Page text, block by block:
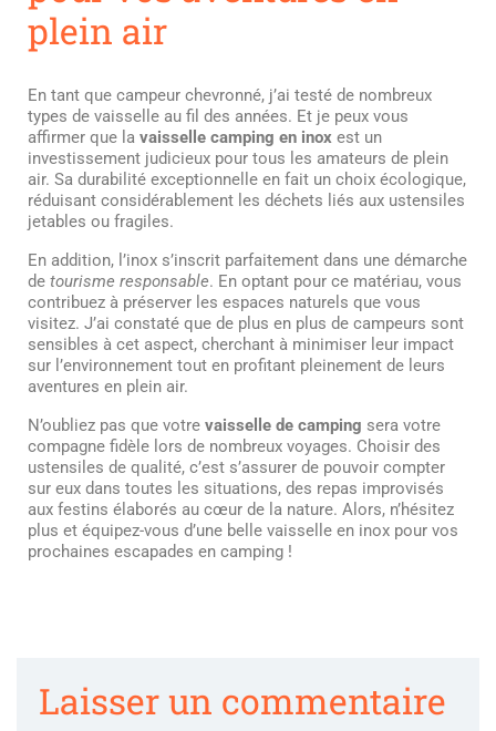
plein air
En tant que campeur chevronné, j’ai testé de nombreux
types de vaisselle au fil des années. Et je peux vous
affirmer que la vaisselle camping en inox est un
investissement judicieux pour tous les amateurs de plein
air. Sa durabilité exceptionnelle en fait un choix écologique,
réduisant considérablement les déchets liés aux ustensiles
jetables ou fragiles.
En addition, l’inox s’inscrit parfaitement dans une démarche
de tourisme responsable. En optant pour ce matériau, vous
contribuez à préserver les espaces naturels que vous
visitez. J’ai constaté que de plus en plus de campeurs sont
sensibles à cet aspect, cherchant à minimiser leur impact
sur l’environnement tout en profitant pleinement de leurs
aventures en plein air.
N’oubliez pas que votre vaisselle de camping sera votre
compagne fidèle lors de nombreux voyages. Choisir des
ustensiles de qualité, c’est s’assurer de pouvoir compter
sur eux dans toutes les situations, des repas improvisés
aux festins élaborés au cœur de la nature. Alors, n’hésitez
plus et équipez-vous d’une belle vaisselle en inox pour vos
prochaines escapades en camping !
Laisser un commentaire